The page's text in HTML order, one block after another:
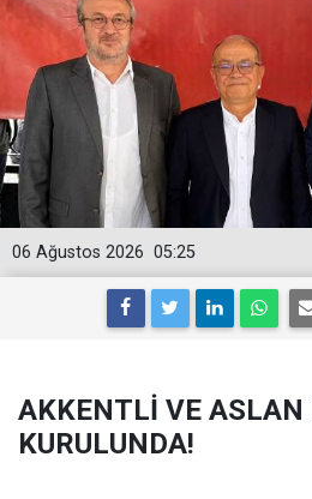
05:25
06 Ağustos 2026
AKKENTLİ VE ASLAN
KURULUNDA!